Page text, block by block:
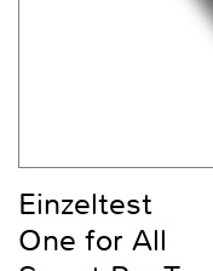
Einzeltest
One for All